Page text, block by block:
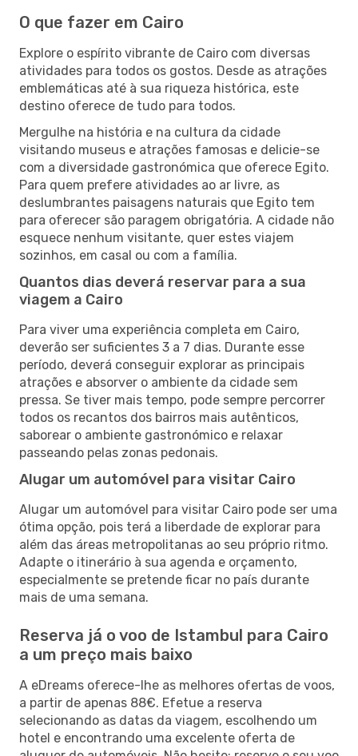
O que fazer em Cairo
Explore o espírito vibrante de Cairo com diversas
atividades para todos os gostos. Desde as atrações
emblemáticas até à sua riqueza histórica, este
destino oferece de tudo para todos.
Mergulhe na história e na cultura da cidade
visitando museus e atrações famosas e delicie-se
com a diversidade gastronómica que oferece Egito.
Para quem prefere atividades ao ar livre, as
deslumbrantes paisagens naturais que Egito tem
para oferecer são paragem obrigatória. A cidade não
esquece nenhum visitante, quer estes viajem
sozinhos, em casal ou com a família.
Quantos dias deverá reservar para a sua
viagem a Cairo
Para viver uma experiência completa em Cairo,
deverão ser suficientes 3 a 7 dias. Durante esse
período, deverá conseguir explorar as principais
atrações e absorver o ambiente da cidade sem
pressa. Se tiver mais tempo, pode sempre percorrer
todos os recantos dos bairros mais autênticos,
saborear o ambiente gastronómico e relaxar
passeando pelas zonas pedonais.
Alugar um automóvel para visitar Cairo
Alugar um automóvel para visitar Cairo pode ser uma
ótima opção, pois terá a liberdade de explorar para
além das áreas metropolitanas ao seu próprio ritmo.
Adapte o itinerário à sua agenda e orçamento,
especialmente se pretende ficar no país durante
mais de uma semana.
Reserva já o voo de Istambul para Cairo
a um preço mais baixo
A eDreams oferece-lhe as melhores ofertas de voos,
a partir de apenas 88€. Efetue a reserva
selecionando as datas da viagem, escolhendo um
hotel e encontrando uma excelente oferta de